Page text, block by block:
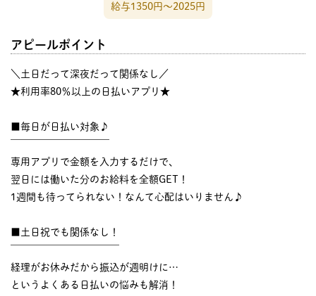
給与1350円〜2025円
アピールポイント
＼土日だって深夜だって関係なし／
★利用率80％以上の日払いアプリ★
■毎日が日払い対象♪
専用アプリで金額を入力するだけで、
翌日には働いた分のお給料を全額GET！
1週間も待ってられない！なんて心配はいりません♪
■土日祝でも関係なし！
経理がお休みだから振込が週明けに…
というよくある日払いの悩みも解消！